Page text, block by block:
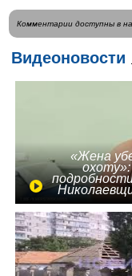
Комментарии доступны в
Видеоновости
«Жена
охоту»: